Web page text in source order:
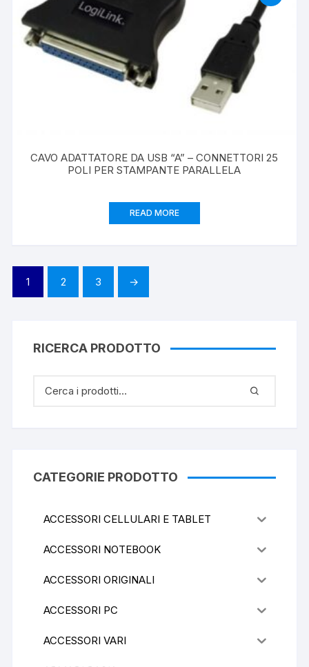
CAVO ADATTATORE DA USB “A” – CONNETTORI 25
POLI PER STAMPANTE PARALLELA
READ MORE
1 2 3 →
RICERCA PRODOTTO
CATEGORIE PRODOTTO
ACCESSORI CELLULARI E TABLET
ACCESSORI NOTEBOOK
ACCESSORI ORIGINALI
ACCESSORI PC
ACCESSORI VARI